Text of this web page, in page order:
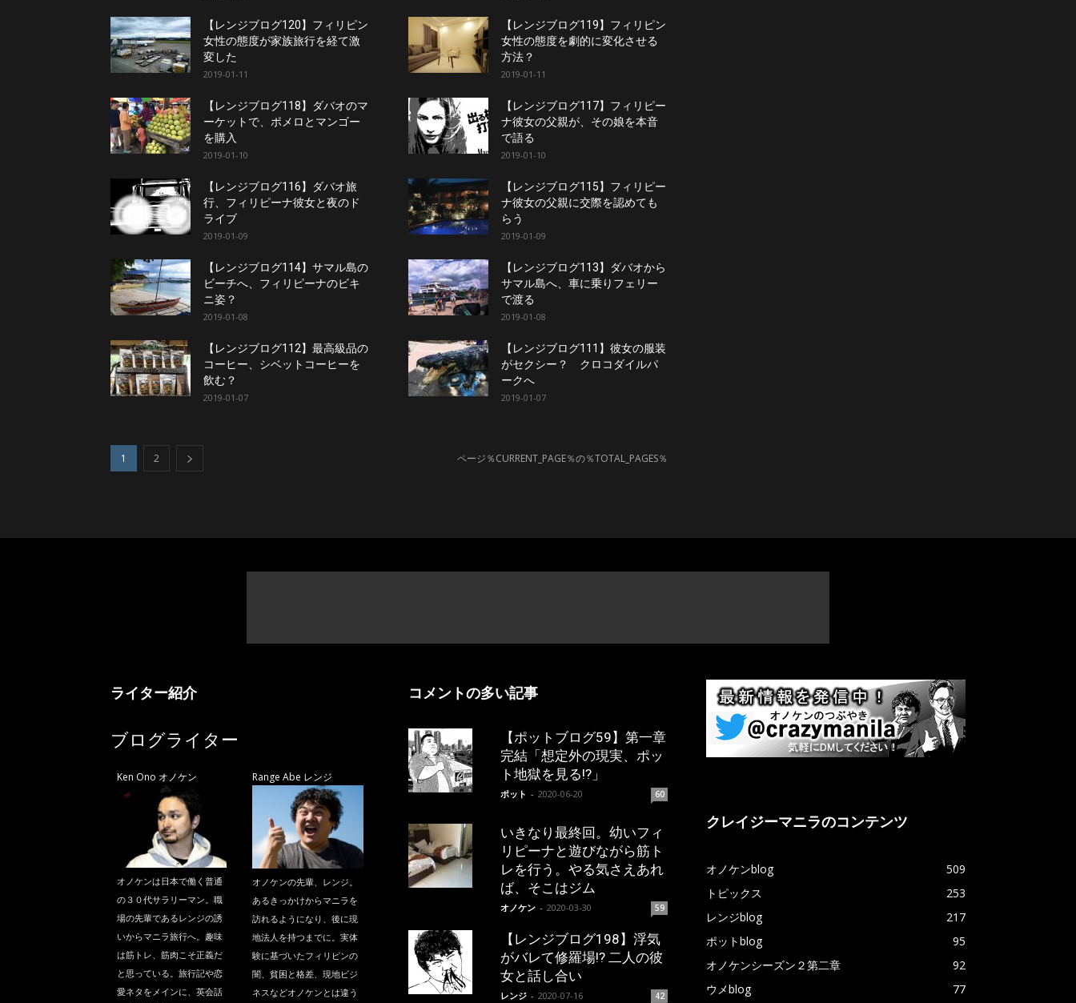
【レンジブログ120】フィリピン
女性の態度が家族旅行を経て激
変した
2019-01-11
【レンジブログ119】フィリピン
女性の態度を劇的に変化させる
方法？
2019-01-11
【レンジブログ118】ダバオのマ
ーケットで、ポメロとマンゴー
を購入
2019-01-10
【レンジブログ117】フィリピー
ナ彼女の父親が、その娘を本音
で語る
2019-01-10
【レンジブログ116】ダバオ旅
行、フィリピーナ彼女と夜のド
ライブ
2019-01-09
【レンジブログ115】フィリピー
ナ彼女の父親に交際を認めても
らう
2019-01-09
【レンジブログ114】サマル島の
ビーチへ、フィリピーナのビキ
ニ姿？
2019-01-08
【レンジブログ113】ダバオから
サマル島へ、車に乗りフェリー
で渡る
2019-01-08
【レンジブログ112】最高級品の
コーヒー、シベットコーヒーを
飲む？
2019-01-07
【レンジブログ111】彼女の服装
がセクシー？ クロコダイルパ
ークへ
2019-01-07
1 2 ページ％CURRENT_PAGE％の％TOTAL_PAGES％
ライター紹介
ブログライター
Ken Ono オノケン
オノケンは日本で働く普通
の３０代サラリーマン。職
場の先輩であるレンジの誘
いからマニラ旅行へ。趣味
は筋トレ、筋肉こそ正義だ
と思っている。旅行記や恋
愛ネタをメインに、英会話
Range Abe レンジ
オノケンの先輩、レンジ。
あるきっかけからマニラを
訪れるようになり、後に現
地法人を持つまでに。実体
験に基づいたフィリピンの
闇、貧困と格差、現地ビジ
ネスなどオノケンとは違う
コメントの多い記事
【ポットブログ59】第一章
完結「想定外の現実、ポッ
ト地獄を見る!?」
ポット - 2020-06-20 60
いきなり最終回。幼いフィ
リピーナと遊びながら筋ト
レを行う。やる気さえあれ
ば、そこはジム
オノケン - 2020-03-30 59
【レンジブログ198】浮気
がバレて修羅場!? 二人の彼
女と話し合い
レンジ - 2020-07-16 42
クレイジーマニラのコンテンツ
オノケンblog
509
トピックス
253
レンジblog
217
ポットblog
95
オノケンシーズン２第二章
92
ウメblog
77